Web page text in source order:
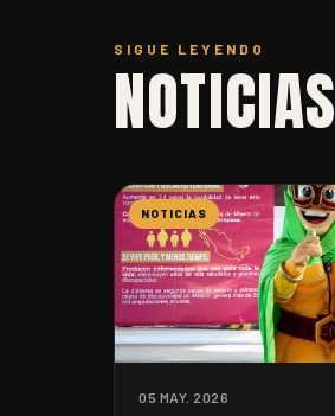
SIGUE LEYENDO
NOTICIAS
NOTICIAS
05 MAY. 2026